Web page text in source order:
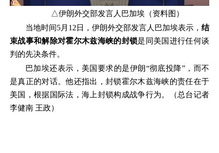
△伊朗外交部发言人巴加埃（资料图）
当地时间5月12日，伊朗外交部发言人巴加埃表示， 结
束战事和解除对霍尔木兹海峡的封锁是同美国进行任何谈
判的先决条件。
巴加埃还表示，美国要求的是伊朗“彻底投降”，而不
是真正的对话。他还指出，封锁霍尔木兹海峡的责任在于
美国，根据国际法，海上封锁构成战争行为。（总台记者
李健南 王政）